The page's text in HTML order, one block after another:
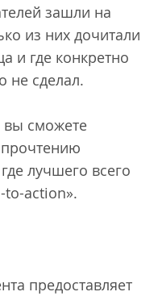
зашли на
из них дочитали
и где конкретно
не сделал.
вы сможете
прочтению
лучшего всего
to-action».
предоставляет